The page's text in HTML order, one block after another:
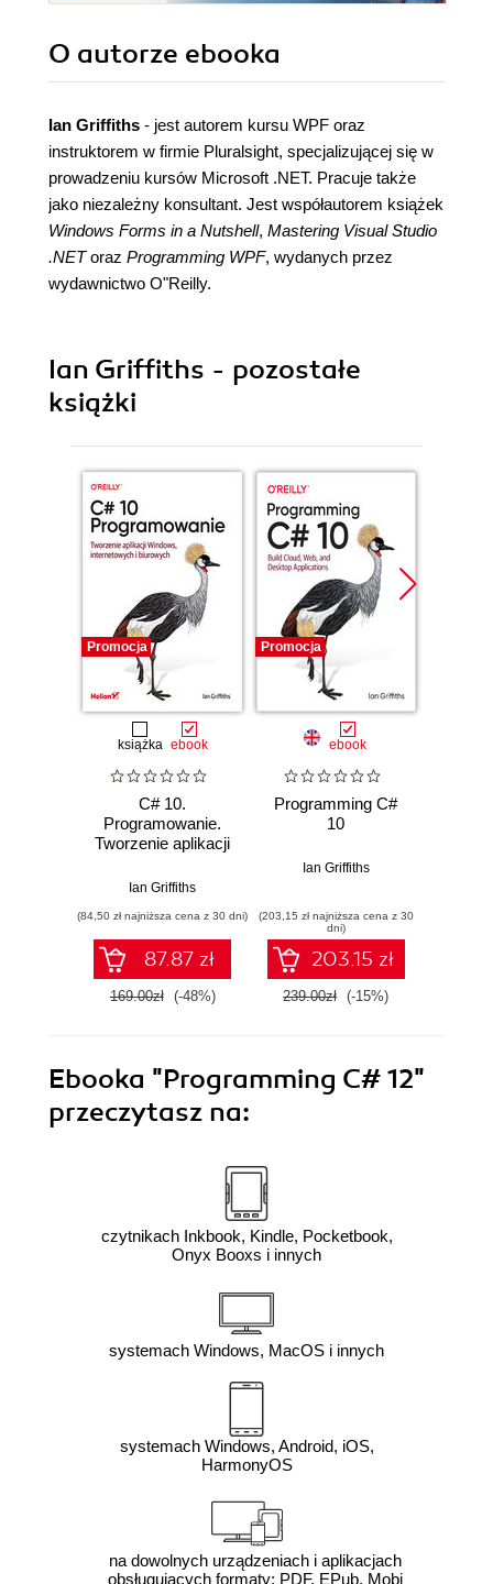
O autorze ebooka
Ian Griffiths - jest autorem kursu WPF oraz
instruktorem w firmie Pluralsight, specjalizującej się w
prowadzeniu kursów Microsoft .NET. Pracuje także
jako niezależny konsultant. Jest współautorem książek
Windows Forms in a Nutshell, Mastering Visual Studio
.NEToraz Programming WPF, wydanych przez
wydawnictwo O"Reilly.
Ian Griffiths - pozostałe
książki
Promocja
książka ebook
C# 10.
Programowanie.
Tworzenie aplikacji
internetowych i
Ian Griffiths
(84,50 zł najniższa cena z 30 dni)
87.87 zł
169.00zł (-48%)
Promocja
ebook
Programming C#
10
Ian Griffiths
(203,15 zł najniższa cena z 30
dni)
203.15 zł
239.00zł (-15%)
Ebooka "Programming C# 12"
przeczytasz na:
czytnikach Inkbook, Kindle, Pocketbook,
Onyx Booxs i innych
systemach Windows, MacOS i innych
systemach Windows, Android, iOS,
HarmonyOS
na dowolnych urządzeniach i aplikacjach
obsługujących formaty: PDF, EPub, Mobi